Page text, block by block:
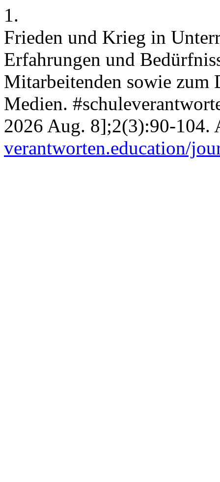
1.
Frieden und Krieg in
Erfahrungen und
Mitarbeitenden sowie zum
Medien.
2026 Aug. 8];2(3):90-
verantworten.education/